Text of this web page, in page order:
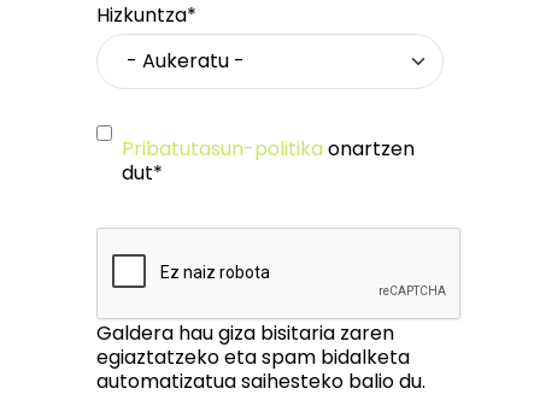
Hizkuntza*
Pribatutasun-politika onartzen
dut*
Galdera hau giza bisitaria zaren
egiaztatzeko eta spam bidalketa
automatizatua saihesteko balio du.